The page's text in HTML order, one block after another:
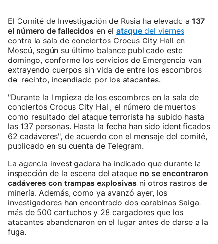
El Comité de Investigación de Rusia ha elevado a 137
el número de fallecidos en el ataque del viernes
contra la sala de conciertos Crocus City Hall en
Moscú, según su último balance publicado este
domingo, conforme los servicios de Emergencia van
extrayendo cuerpos sin vida de entre los escombros
del recinto, incendiado por los atacantes.
"Durante la limpieza de los escombros en la sala de
conciertos Crocus City Hall, el número de muertos
como resultado del ataque terrorista ha subido hasta
las 137 personas. Hasta la fecha han sido identificados
62 cadáveres", de acuerdo con el mensaje del comité,
publicado en su cuenta de Telegram.
La agencia investigadora ha indicado que durante la
inspección de la escena del ataque no se encontraron
cadáveres con trampas explosivas ni otros rastros de
minería. Además, como ya avanzó ayer, los
investigadores han encontrado dos carabinas Saiga,
más de 500 cartuchos y 28 cargadores que los
atacantes abandonaron en el lugar antes de darse a la
fuga.